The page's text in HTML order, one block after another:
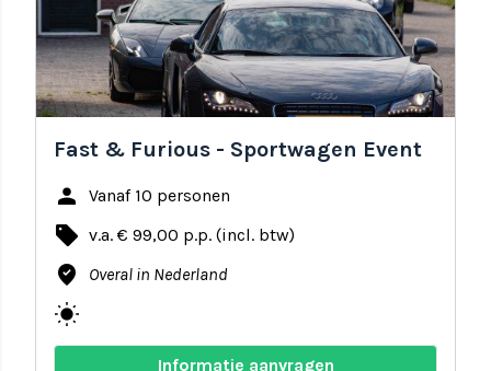
Fast & Furious - Sportwagen Event
person Vanaf 10 personen
local_offer v.a. € 99,00 p.p. (incl. btw)
where_to_vote Overal in Nederland
wb_sunny
Informatie aanvragen